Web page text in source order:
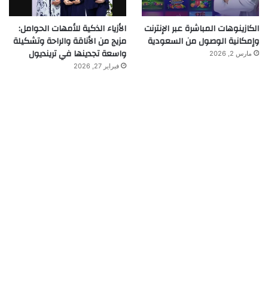
الكازينوهات المباشرة عبر الإنترنت
وإمكانية الوصول من السعودية
مارس 2, 2026
الأزياء الذكية للأمهات الحوامل:
مزيج من الأناقة والراحة وتشكيلة
واسعة تجدينها في ترينديول
فبراير 27, 2026